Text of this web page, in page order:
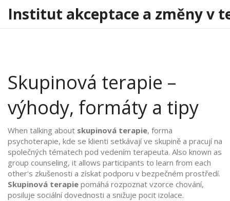
Institut akceptace a změny v
Skupinová terapie –
výhody, formáty a tipy
When talking about skupinová terapie, forma
psychoterapie, kde se klienti setkávají ve skupině a pracují na
společných tématech pod vedením terapeuta. Also known as
group counseling, it allows participants to learn from each
other's zkušenosti a získat podporu v bezpečném prostředí.
Skupinová terapie pomáhá rozpoznat vzorce chování,
posiluje sociální dovednosti a snižuje pocit izolace.